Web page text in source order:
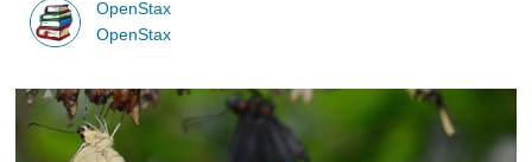
OpenStax
OpenStax